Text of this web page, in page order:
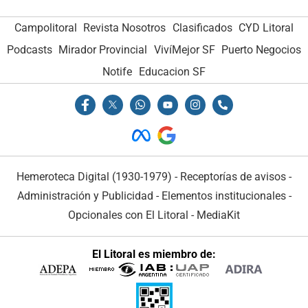
Campolitoral Revista Nosotros Clasificados CYD Litoral
Podcasts Mirador Provincial VivíMejor SF Puerto Negocios
Notife Educacion SF
Hemeroteca Digital (1930-1979) - Receptorías de avisos -
Administración y Publicidad - Elementos institucionales-
Opcionales con El Litoral - MediaKit
El Litoral es miembro de: